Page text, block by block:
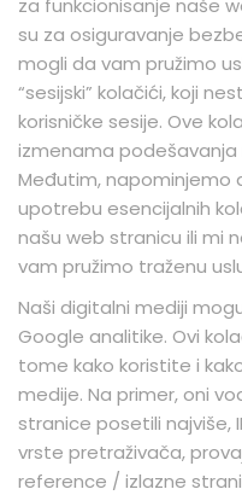
za funkcionisanje naše
su za osiguravanje
mogli da vam pružimo
“sesijski” kolačići, koji
korisničke sesije. Ove
izmenama
Međutim, napominjemo
upotrebu esencijalnih
našu web stranicu ili mi
vam pružimo traženu
Naši digitalni mediji
Google analitike. Ovi
tome kako koristite i
medije. Na primer, oni
stranice posetili
vrste pretraživača,
reference / izlazne